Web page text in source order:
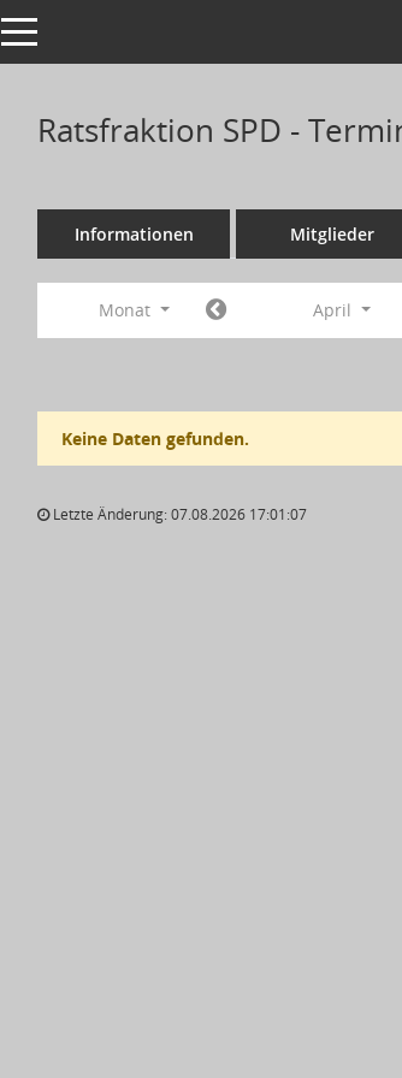
Toggle navigation
Ratsfraktion SPD -
Informationen Mitglieder
Monat April
Keine Daten gefunden.
Letzte Änderung: 07.08.2026 17:01:07